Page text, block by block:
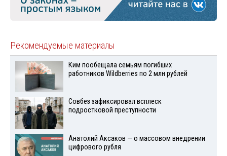
Рекомендуемые материалы
Ким пообещала семьям погибших
работников Wildberries по 2 млн рублей
Совбез зафиксировал всплеск
подростковой преступности
Анатолий Аксаков — о массовом внедрении
цифрового рубля